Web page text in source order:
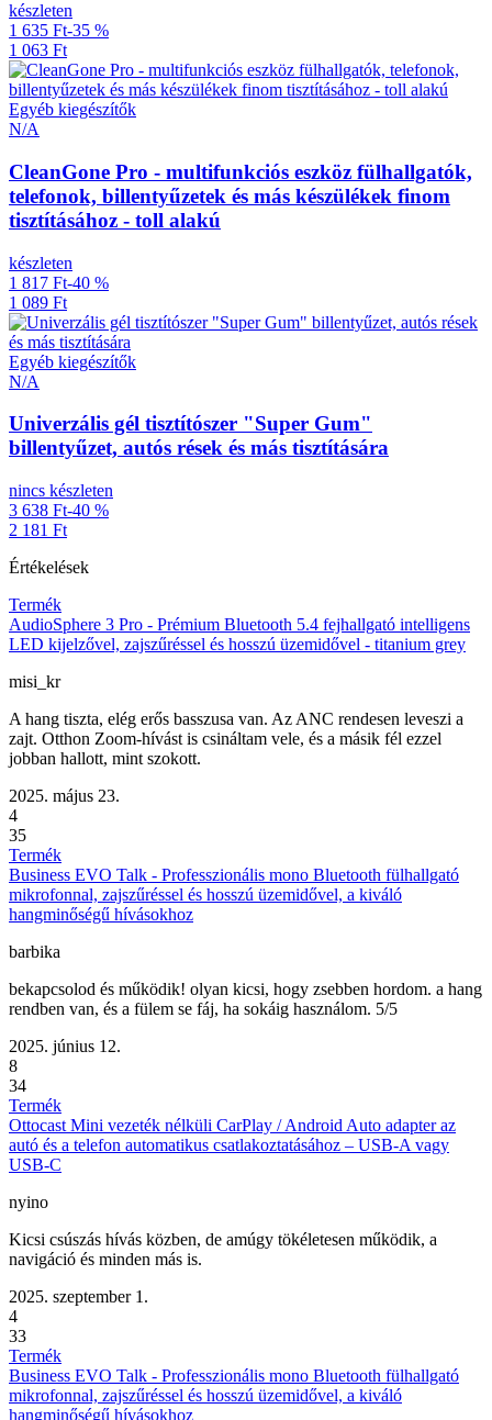
készleten
1 635 Ft-35 %
1 063 Ft
Egyéb kiegészítők
N/A
CleanGone Pro - multifunkciós eszköz fülhallgatók,
telefonok, billentyűzetek és más készülékek finom
tisztításához - toll alakú
készleten
1 817 Ft-40 %
1 089 Ft
Egyéb kiegészítők
N/A
Univerzális gél tisztítószer "Super Gum"
billentyűzet, autós rések és más tisztítására
nincs készleten
3 638 Ft-40 %
2 181 Ft
Értékelések
Termék
AudioSphere 3 Pro - Prémium Bluetooth 5.4 fejhallgató intelligens
LED kijelzővel, zajszűréssel és hosszú üzemidővel - titanium grey
misi_kr
A hang tiszta, elég erős basszusa van. Az ANC rendesen leveszi a
zajt. Otthon Zoom-hívást is csináltam vele, és a másik fél ezzel
jobban hallott, mint szokott.
2025. május 23.
4
35
Termék
Business EVO Talk - Professzionális mono Bluetooth fülhallgató
mikrofonnal, zajszűréssel és hosszú üzemidővel, a kiváló
hangminőségű hívásokhoz
barbika
bekapcsolod és működik! olyan kicsi, hogy zsebben hordom. a hang
rendben van, és a fülem se fáj, ha sokáig használom. 5/5
2025. június 12.
8
34
Termék
Ottocast Mini vezeték nélküli CarPlay / Android Auto adapter az
autó és a telefon automatikus csatlakoztatásához – USB-A vagy
USB-C
nyino
Kicsi csúszás hívás közben, de amúgy tökéletesen működik, a
navigáció és minden más is.
2025. szeptember 1.
4
33
Termék
Business EVO Talk - Professzionális mono Bluetooth fülhallgató
mikrofonnal, zajszűréssel és hosszú üzemidővel, a kiváló
hangminőségű hívásokhoz